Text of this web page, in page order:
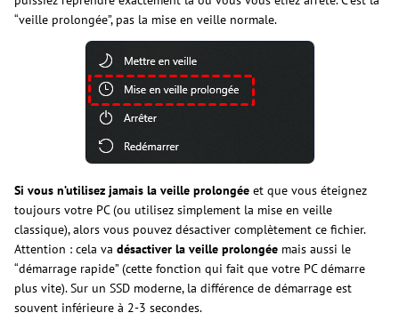
“veille prolongée”, pas la mise en veille normale.
Si vous n’utilisez jamais la veille prolongée et que vous éteignez
toujours votre PC (ou utilisez simplement la mise en veille
classique), alors vous pouvez désactiver complètement ce fichier.
Attention : cela va désactiver la veille prolongée mais aussi le
“démarrage rapide” (cette fonction qui fait que votre PC démarre
plus vite). Sur un SSD moderne, la différence de démarrage est
souvent inférieure à 2-3 secondes.